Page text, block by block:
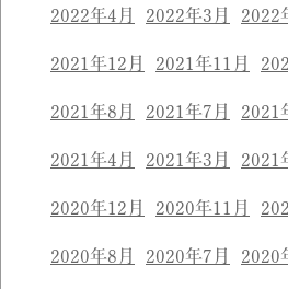
2022年4月 2022年3月 2022
2021年12月 2021年11月
2021年8月 2021年7月 2021
2021年4月 2021年3月 2021
2020年12月 2020年11月
2020年8月 2020年7月 2020